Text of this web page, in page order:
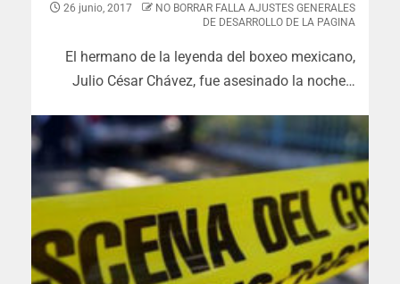
26 junio, 2017
NO BORRAR FALLA AJUSTES GENERALES
DE DESARROLLO DE LA PAGINA
El hermano de la leyenda del boxeo mexicano,
Julio César Chávez, fue asesinado la noche…